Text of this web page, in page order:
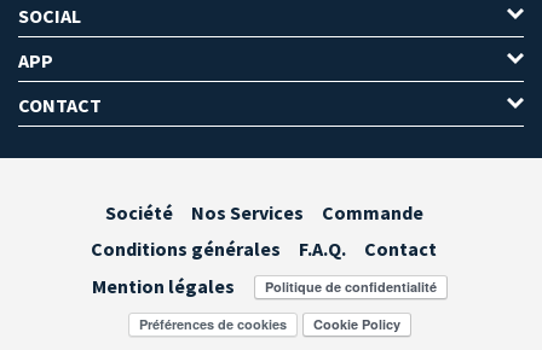
SOCIAL
APP
CONTACT
Société Nos Services
Commande
Conditions générales
F.A.Q.
Contact
Mention légales
Préférences de cookies